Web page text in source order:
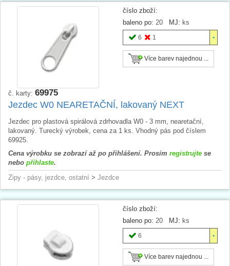
číslo zboží:
baleno po: 20 MJ: ks
6 1
Více barev najednou ...
č. karty: 69975
Jezdec W0 NEARETAČNÍ, lakovaný NEXT
Jezdec pro plastová spirálová zdrhovadla W0 - 3 mm, nearetační,
lakovaný. Turecký výrobek, cena za 1 ks. Vhodný pás pod číslem
69925.
Cena výrobku se zobrazí až po přihlášení. Prosím registrujte se
nebo přihlaste.
Zipy - pásy, jezdce, ostatní > Jezdce
číslo zboží:
baleno po: 20 MJ: ks
6
Více barev najednou ...